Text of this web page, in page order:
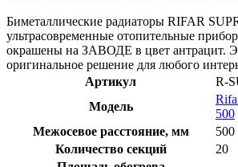
Биметаллические радиаторы RIFAR
ультрасовременные отопительные
окрашены на ЗАВОДЕ в цвет антрацит.
оригинальное решение для любого
Артикул
R-
Модель
500
Межосевое расстояние, мм
500
Количество секций
20